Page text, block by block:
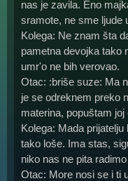
nas je zavila. Eno
sramote, ne sme ljude
Kolega: Ne znam šta
pametna devojka tako
umr'o ne bih verovao.
Otac: :briše suze: Ma
je se odreknem preko
materina, popuštam
Kolega: Mada
tako loše. Ima stas,
niko nas ne pita
Otac: More nosi se i ti